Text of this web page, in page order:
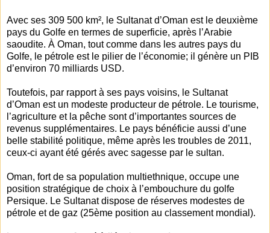
Avec ses 309 500 km², le Sultanat d’Oman est le deuxième
pays du Golfe en termes de superficie, après l’Arabie
saoudite. À Oman, tout comme dans les autres pays du
Golfe, le pétrole est le pilier de l’économie; il génère un PIB
d’environ 70 milliards USD.
Toutefois, par rapport à ses pays voisins, le Sultanat
d’Oman est un modeste producteur de pétrole. Le tourisme,
l’agriculture et la pêche sont d’importantes sources de
revenus supplémentaires. Le pays bénéficie aussi d’une
belle stabilité politique, même après les troubles de 2011,
ceux-ci ayant été gérés avec sagesse par le sultan.
Oman, fort de sa population multiethnique, occupe une
position stratégique de choix à l’embouchure du golfe
Persique. Le Sultanat dispose de réserves modestes de
pétrole et de gaz (25ème position au classement mondial).